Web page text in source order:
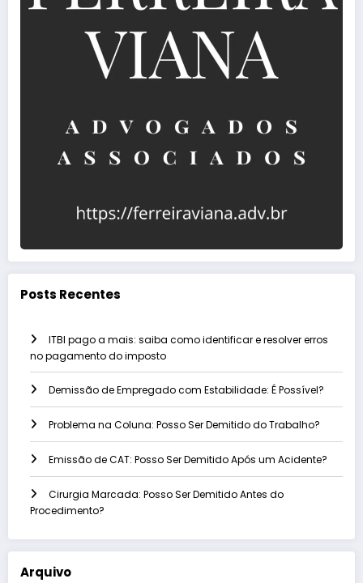
Posts Recentes
ITBI pago a mais: saiba como identificar e resolver erros
no pagamento do imposto
Demissão de Empregado com Estabilidade: É Possível?
Problema na Coluna: Posso Ser Demitido do Trabalho?
Emissão de CAT: Posso Ser Demitido Após um Acidente?
Cirurgia Marcada: Posso Ser Demitido Antes do
Procedimento?
Arquivo